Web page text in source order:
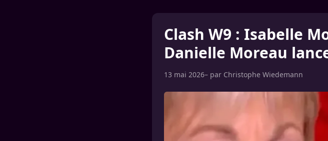
Clash W9 : Isabelle
Danielle Moreau
13 mai 2026– par Christophe Wiedemann